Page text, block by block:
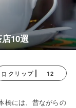
10選
クリップ 12
橋には、昔ながらの